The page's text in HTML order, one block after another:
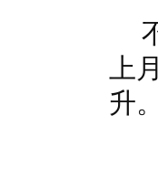
上
升。